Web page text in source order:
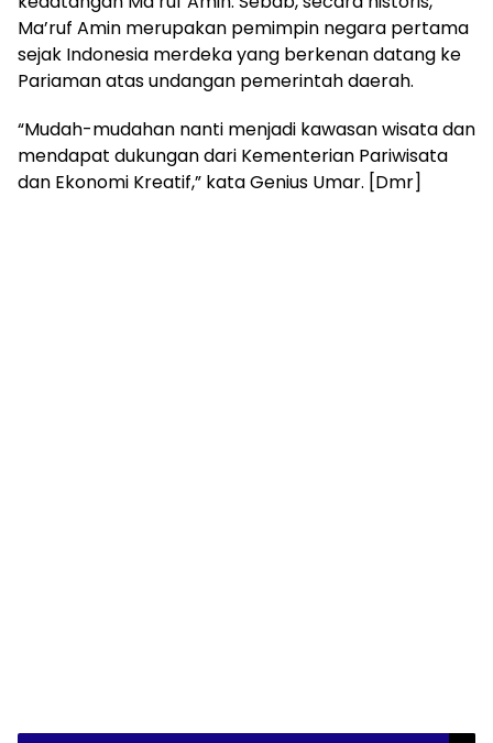
Ma’ruf Amin merupakan pemimpin negara pertama
sejak Indonesia merdeka yang berkenan datang ke
Pariaman atas undangan pemerintah daerah.
“Mudah-mudahan nanti menjadi kawasan wisata dan
mendapat dukungan dari Kementerian Pariwisata
dan Ekonomi Kreatif,” kata Genius Umar. [Dmr]